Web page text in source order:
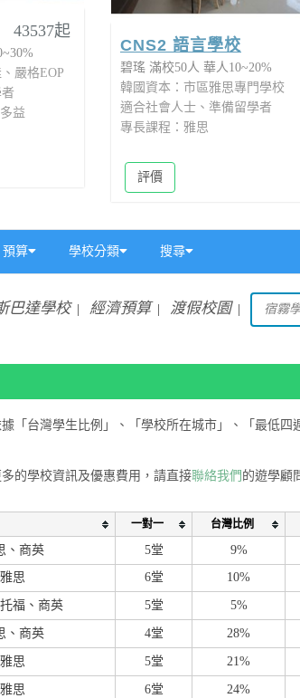
43537起
嚴格EOP
益
CNS2 語言學校
碧瑤 滿校50人 華人10~20%
韓國資本：市區雅思專門學校
適合社會人士、準備留學者
專長課程：雅思
評價
預算 學校分類 搜尋
巴達學校 經濟預算 渡假校園 宿霧
「台灣學生比例」、「學校所在城市」、「最低
的學校資訊及優惠費用，請直接聯絡我們 的遊學顧
一對一 台灣比例
、商英 5堂
9%
思 6堂 10%
福、商英 5堂 5%
、商英 4堂 28%
思 5堂 21%
思 6堂 24%